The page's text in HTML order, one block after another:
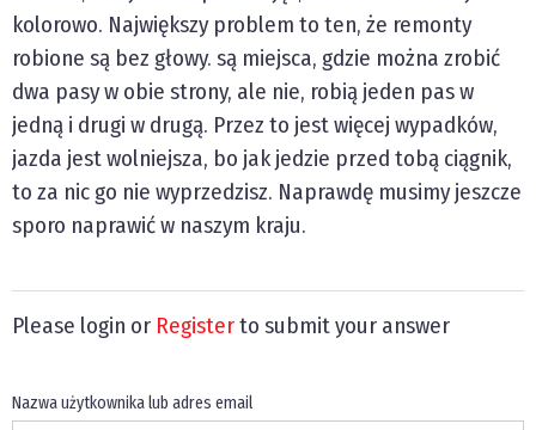
kolorowo. Największy problem to ten, że remonty
robione są bez głowy. są miejsca, gdzie można zrobić
dwa pasy w obie strony, ale nie, robią jeden pas w
jedną i drugi w drugą. Przez to jest więcej wypadków,
jazda jest wolniejsza, bo jak jedzie przed tobą ciągnik,
to za nic go nie wyprzedzisz. Naprawdę musimy jeszcze
sporo naprawić w naszym kraju.
Please login or Registerto submit your answer
Nazwa użytkownika lub adres email